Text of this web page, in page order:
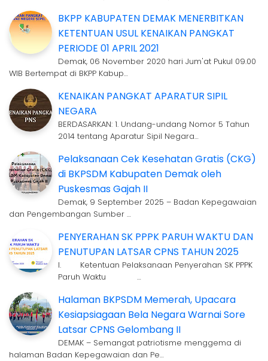
BKPP KABUPATEN DEMAK MENERBITKAN
KETENTUAN USUL KENAIKAN PANGKAT
PERIODE 01 APRIL 2021
Demak, 06 November 2020 hari Jum'at Pukul 09.00
WIB Bertempat di BKPP Kabup…
KENAIKAN PANGKAT APARATUR SIPIL
NEGARA
BERDASARKAN: 1. Undang-undang Nomor 5 Tahun
2014 tentang Aparatur Sipil Negara…
Pelaksanaan Cek Kesehatan Gratis (CKG)
di BKPSDM Kabupaten Demak oleh
Puskesmas Gajah II
Demak, 9 September 2025 – Badan Kepegawaian
dan Pengembangan Sumber …
PENYERAHAN SK PPPK PARUH WAKTU DAN
PENUTUPAN LATSAR CPNS TAHUN 2025
I. Ketentuan Pelaksanaan Penyerahan SK PPPK
Paruh Waktu …
Halaman BKPSDM Memerah, Upacara
Kesiapsiagaan Bela Negara Warnai Sore
Latsar CPNS Gelombang II
DEMAK – Semangat patriotisme menggema di
halaman Badan Kepegawaian dan Pe…